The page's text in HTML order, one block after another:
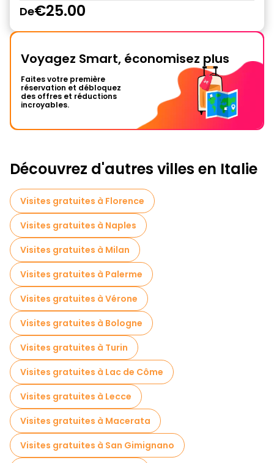
De€25.00
Voyagez Smart, économisez plus
Faites votre première
réservation et débloquez
des offres et réductions
incroyables.
Découvrez d'autres villes en Italie
Visites gratuites à Florence
Visites gratuites à Naples
Visites gratuites à Milan
Visites gratuites à Palerme
Visites gratuites à Vérone
Visites gratuites à Bologne
Visites gratuites à Turin
Visites gratuites à Lac de Côme
Visites gratuites à Lecce
Visites gratuites à Macerata
Visites gratuites à San Gimignano